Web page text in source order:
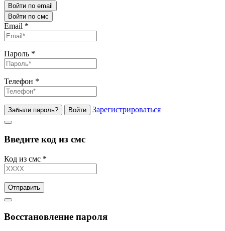
Войти по email
Войти по смс
Email *
Пароль *
Телефон *
Забыли пароль? Войти Зарегистрироваться
Введите код из смс
Код из смс *
Отправить
Восстановление пароля